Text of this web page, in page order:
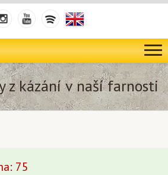
z kázání v naší farnosti
75